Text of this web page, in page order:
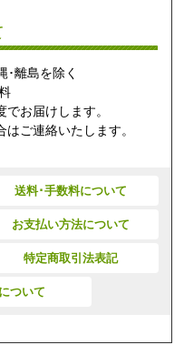
･離島を除く
でお届けします。
ご連絡いたします。
送料･手数料について
お支払い方法について
特定商取引法表記
ついて